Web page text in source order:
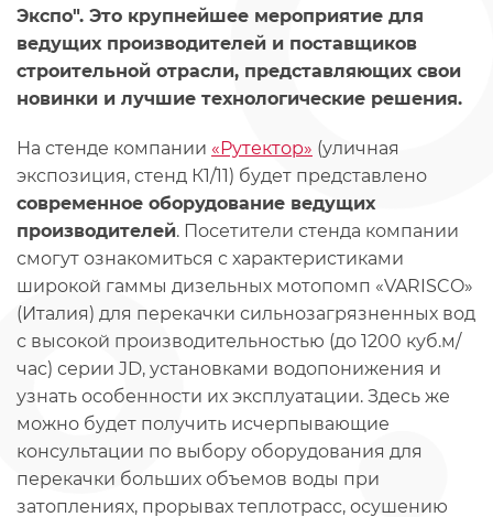
Экспо". Это крупнейшее мероприятие для
ведущих производителей и поставщиков
строительной отрасли, представляющих свои
новинки и лучшие технологические решения.
На стенде компании «Рутектор» (уличная
экспозиция, стенд К1/11) будет представлено
современное оборудование ведущих
производителей. Посетители стенда компании
смогут ознакомиться с характеристиками
широкой гаммы дизельных мотопомп «VARISCO»
(Италия) для перекачки сильнозагрязненных вод
с высокой производительностью (до 1200 куб.м/
час) серии JD, установками водопонижения и
узнать особенности их эксплуатации. Здесь же
можно будет получить исчерпывающие
консультации по выбору оборудования для
перекачки больших объемов воды при
затоплениях, прорывах теплотрасс, осушению